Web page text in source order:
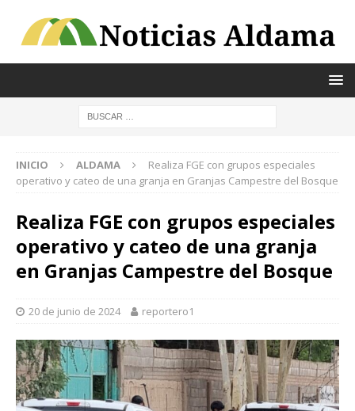
INICIO ALDAMA
Realiza FGE con grupos especiales
operativo y cateo de una granja en Granjas Campestre del Bosque
Realiza FGE con grupos especiales
operativo y cateo de una granja
en Granjas Campestre del Bosque
20 de junio de 2024 reportero1